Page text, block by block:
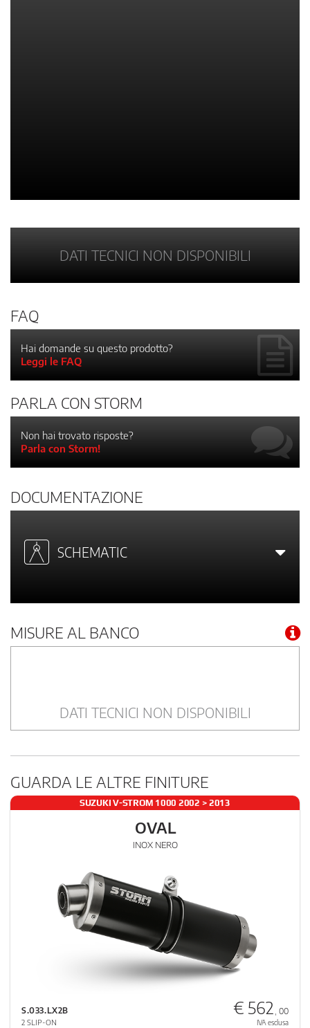
DATI TECNICI NON DISPONIBILI
FAQ
Hai domande su questo prodotto?
Leggi le FAQ
PARLA CON STORM
Non hai trovato risposte?
Parla con Storm!
DOCUMENTAZIONE
SCHEMATIC
MISURE AL BANCO
DATI TECNICI NON DISPONIBILI
GUARDA LE ALTRE FINITURE
SUZUKI V-STROM 1000 2002 > 2013
OVAL
INOX NERO
S.033.LX2B
2 SLIP-ON
€ 562 , 00
IVA esclusa